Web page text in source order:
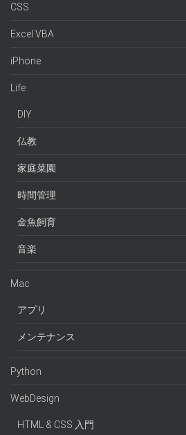
CSS
Excel VBA
iPhone
Life
DIY
仏教
家庭菜園
時間管理
金魚飼育
音楽
Mac
アプリ
メンテナンス
Python
WebDesign
HTML & CSS 入門